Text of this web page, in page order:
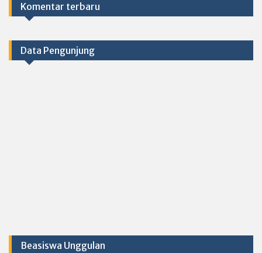
Komentar terbaru
Data Pengunjung
Beasiswa Unggulan